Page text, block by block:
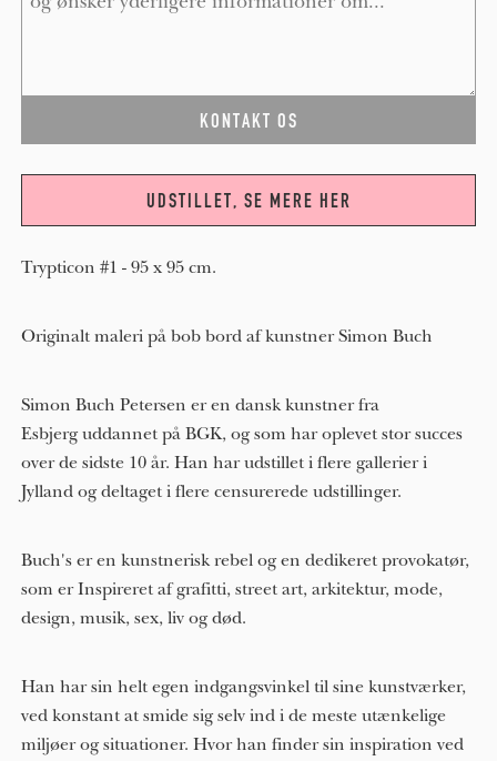
UDSTILLET, SE MERE HER
Trypticon #1 - 95 x 95 cm.
Originalt maleri på bob bord af kunstner Simon Buch
Simon Buch Petersen er en dansk kunstner fra
Esbjerg uddannet på BGK, og som har oplevet stor succes
over de sidste 10 år. Han har udstillet i flere gallerier i
Jylland og deltaget i flere censurerede udstillinger.
Buch's er en kunstnerisk rebel og en dedikeret provokatør,
som er Inspireret af grafitti, street art, arkitektur, mode,
design, musik, sex, liv og død.
Han har sin helt egen indgangsvinkel til sine kunstværker,
ved konstant at smide sig selv ind i de meste utænkelige
miljøer og situationer. Hvor han finder sin inspiration ved